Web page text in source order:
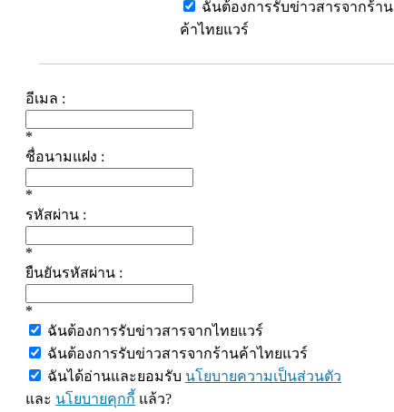
ฉันต้องการรับข่าวสารจากร้าน
ค้าไทยแวร์
อีเมล :
*
ชื่อนามแฝง :
*
รหัสผ่าน :
*
ยืนยันรหัสผ่าน :
*
ฉันต้องการรับข่าวสารจากไทยแวร์
ฉันต้องการรับข่าวสารจากร้านค้าไทยแวร์
ฉันได้อ่านและยอมรับ นโยบายความเป็นส่วนตัว
และ นโยบายคุกกี้ แล้ว?